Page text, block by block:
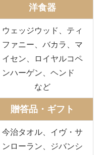
洋食器
ウェッジウッド、ティ
ファニー、バカラ、マ
イセン、ロイヤルコペ
ンハーゲン、ヘンド
など
贈答品・ギフト
今治タオル、イヴ・サ
ンローラン、ジバンシ